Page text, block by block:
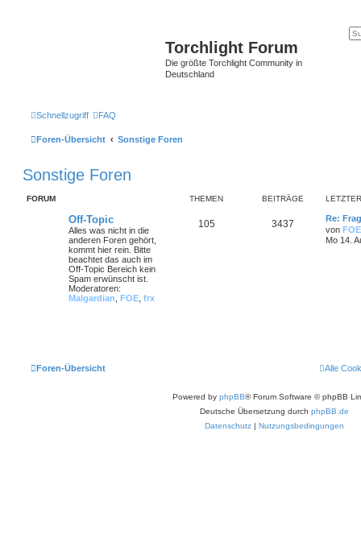
Torchlight Forum
Die größte Torchlight Community in
Deutschland
Schnellzugriff FAQ
Foren-Übersicht Sonstige Foren
Sonstige Foren
FORUM THEMEN BEITRÄGE
Off-Topic
Alles was nicht in die
anderen Foren gehört,
kommt hier rein. Bitte
beachtet das auch im
Off-Topic Bereich kein
Spam erwünscht ist.
Moderatoren:
Malgardian FOE frx
105 3437
Re:
von FOE
Mo 14.
Foren-Übersicht Alle
Powered by phpBB® Forum Software © phpBB
Deutsche Übersetzung durch phpBB.de
Datenschutz | Nutzungsbedingungen